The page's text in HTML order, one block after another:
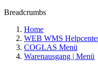
Breadcrumbs
Home
WEB WMS
COGLAS Menü
Warenausgang | Menü